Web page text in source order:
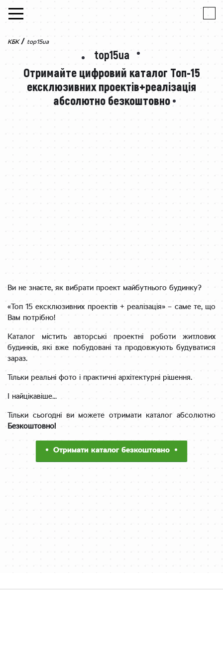
Skip to content
КБК / top15ua
top15ua
Отримайте цифровий каталог Топ-15
ексклюзивнихпроектів+реалізація
абсолютно безкоштовно
Ви не знаєте, як вибрати проект майбутнього будинку?
«Топ 15 ексклюзивних проектів + реалізація» – саме те, що
Вам потрібно!
Каталог містить авторські проектні роботи житлових
будинків, які вже побудовані та продовжують будуватися
зараз.
Тільки реальні фото і практичні архітектурні рішення.
І найцікавіше…
Тільки сьогодні ви можете отримати каталог абсолютно
Безкоштовно!
Отримати каталог безкоштовно